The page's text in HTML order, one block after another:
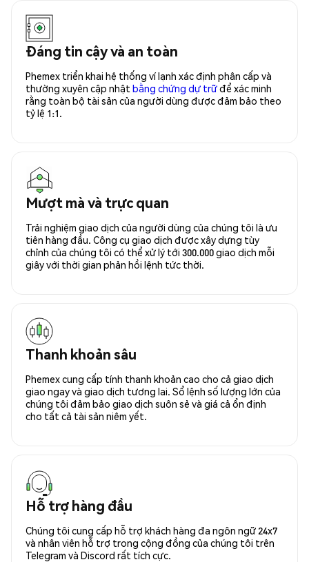
Đáng tin cậy và an toàn
Phemex triển khai hệ thống ví lạnh xác định phân cấp và
thường xuyên cập nhật bằng chứng dự trữđể xác minh
rằng toàn bộ tài sản của người dùng được đảm bảo theo
tỷ lệ 1:1.
Mượt mà và trực quan
Trải nghiệm giao dịch của người dùng của chúng tôi là ưu
tiên hàng đầu. Công cụ giao dịch được xây dựng tùy
chỉnh của chúng tôi có thể xử lý tới 300.000 giao dịch mỗi
giây với thời gian phản hồi lệnh tức thời.
Thanh khoản sâu
Phemex cung cấp tính thanh khoản cao cho cả giao dịch
giao ngay và giao dịch tương lai. Sổ lệnh số lượng lớn của
chúng tôi đảm bảo giao dịch suôn sẻ và giá cả ổn định
cho tất cả tài sản niêm yết.
Hỗ trợ hàng đầu
Chúng tôi cung cấp hỗ trợ khách hàng đa ngôn ngữ 24x7
và nhân viên hỗ trợ trong cộng đồng của chúng tôi trên
Telegram và Discord rất tích cực.